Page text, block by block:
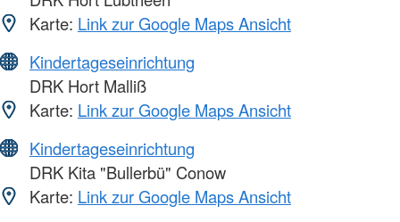
Karte: Link zur Google Maps Ansicht
Kindertageseinrichtung
DRK Hort Malliß
Karte: Link zur Google Maps Ansicht
Kindertageseinrichtung
DRK Kita "Bullerbü" Conow
Karte: Link zur Google Maps Ansicht